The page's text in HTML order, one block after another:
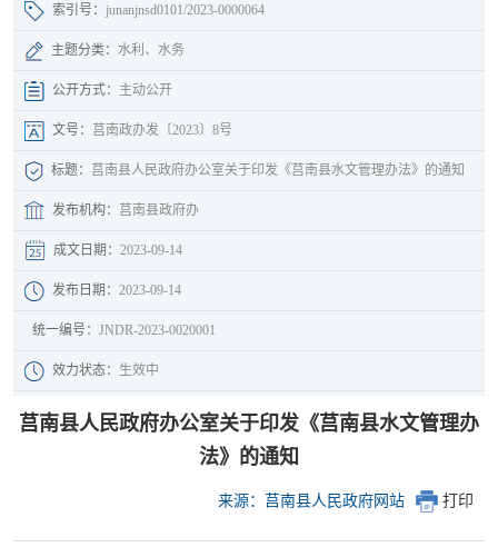
索引号： junanjnsd0101/2023-0000064
主题分类： 水利、水务
公开方式： 主动公开
文号： 莒南政办发〔2023〕8号
标题： 莒南县人民政府办公室关于印发《莒南县水文管理办法》的通知
发布机构： 莒南县政府办
成文日期： 2023-09-14
发布日期： 2023-09-14
统一编号： JNDR-2023-0020001
效力状态： 生效中
莒南县人民政府办公室关于印发《莒南县水文管理办
法》的通知
来源：莒南县人民政府网站 打印